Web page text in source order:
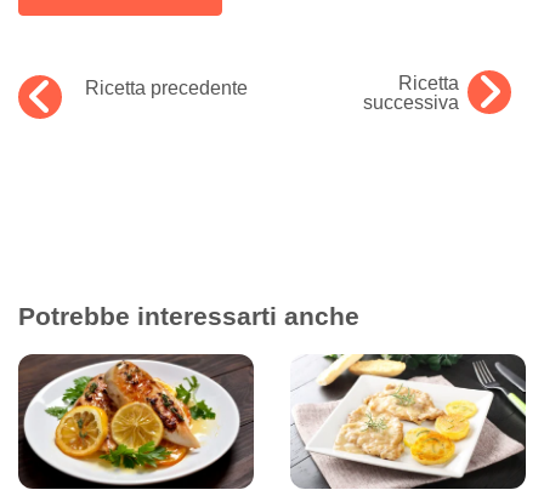
Ricetta precedente
Ricetta
successiva
Potrebbe interessarti anche